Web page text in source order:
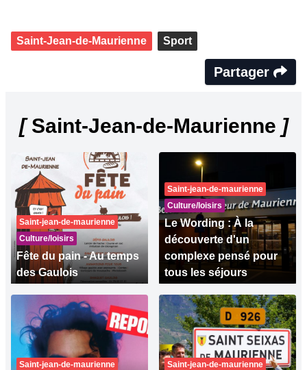
Saint-Jean-de-Maurienne Sport
Partager
[Saint-Jean-de-Maurienne ]
Saint-jean-de-maurienne
Culture/loisirs
Fête du pain - Au temps
des Gaulois
Saint-jean-de-maurienne
Culture/loisirs
Le Wording : À la
découverte d'un
complexe pensé pour
tous les séjours
Saint-jean-de-maurienne
Saint-jean-de-maurienne